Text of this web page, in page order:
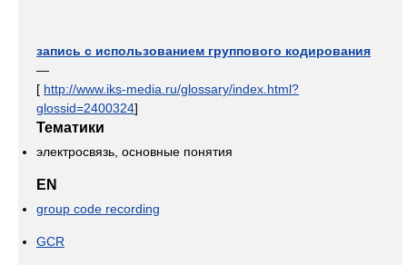
запись с использованием группового кодирования
—
[ http://www.iks-media.ru/glossary/index.html?
glossid=2400324]
Тематики
электросвязь, основные понятия
EN
group code recording
GCR